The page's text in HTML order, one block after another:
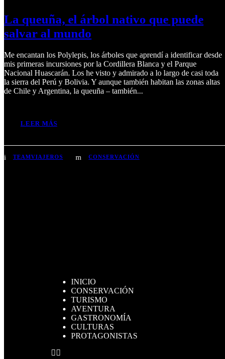
La queuña, el árbol nativo que puede
salvar al mundo
Me encantan los Polylepis, los árboles que aprendí a identificar desde
mis primeras incursiones por la Cordillera Blanca y el Parque
Nacional Huascarán. Los he visto y admirado a lo largo de casi toda
la sierra del Perú y Bolivia. Y aunque también habitan las zonas altas
de Chile y Argentina, la queuña – también...
LEER MÁS
TEAMVIAJEROS CONSERVACIÓN
INICIO
CONSERVACIÓN
TURISMO
AVENTURA
GASTRONOMÍA
CULTURAS
PROTAGONISTAS